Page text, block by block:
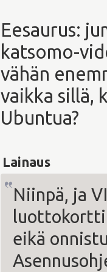
Eesaurus:
katsomo-
vähän
vaikka sillä,
Ubuntua?
Lainaus
Niinpä, ja
eikä